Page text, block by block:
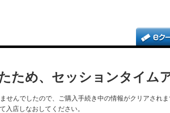
ため、セッションタイム
せんでしたので、ご購入手続き中の情報がクリアされま
入店しなおしてください。